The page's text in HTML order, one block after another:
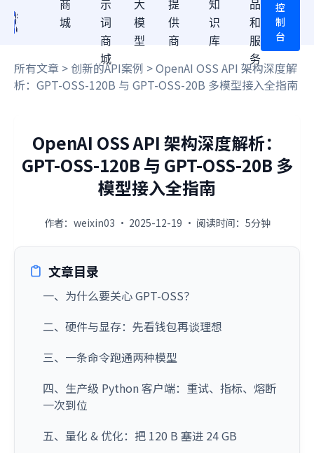
商
城
示
词
商
城
大
模
型
提
供
商
知
识
库
品
和
服
务
控
制
台
所有文章 > 创新的API案例 > OpenAI OSS API 架构深度解
析：GPT-OSS-120B 与 GPT-OSS-20B 多模型接入全指南
OpenAI OSS API 架构深度解析：
GPT-OSS-120B 与 GPT-OSS-20B 多
模型接入全指南
作者：weixin03 · 2025-12-19 · 阅读时间：5分钟
文章目录
一、为什么要关心 GPT-OSS？
二、硬件与显存：先看钱包再谈理想
三、一条命令跑通两种模型
四、生产级 Python 客户端：重试、指标、熔断
一次到位
五、量化 & 优化：把 120 B 塞进 24 GB